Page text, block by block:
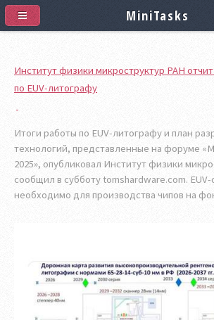
Институт физики микроструктур РАН
по EUV-литографу
Итоги работы по EUV-литографу и план
технологий, представленные на форуме
2025», опубликовал Институт физики
сообщил в субботу tomshardware.com.
необходимо для производства чипов на
MiniTasks